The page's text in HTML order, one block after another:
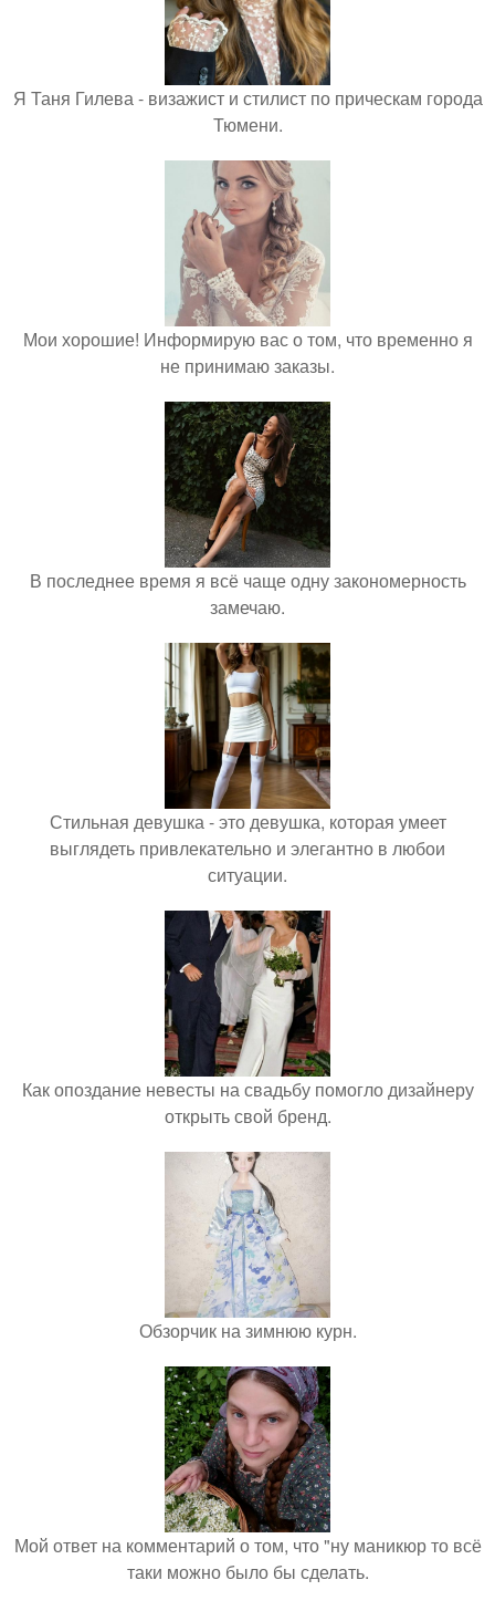
Я Таня Гилева - визажист и стилист по прическам города
Тюмени.
Мои хорошие! Информирую вас о том, что временно я
не принимаю заказы.
В последнее время я всё чаще одну закономерность
замечаю.
Стильная девушка - это девушка, которая умеет
выглядеть привлекательно и элегантно в любои
ситуации.
Как опоздание невесты на свадьбу помогло дизайнеру
открыть свой бренд.
Обзорчик на зимнюю курн.
Мой ответ на комментарий о том, что "ну маникюр то всё
таки можно было бы сделать.